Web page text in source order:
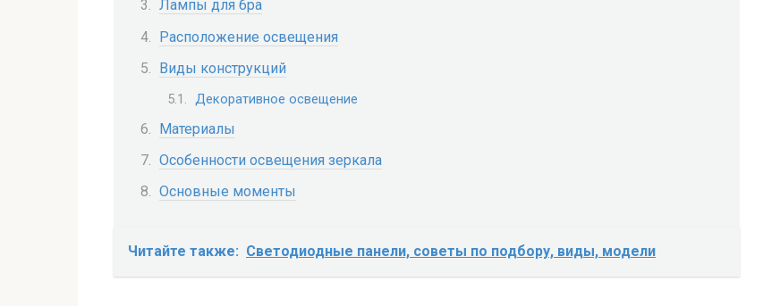
Лампы для бра
Расположение освещения
Виды конструкций
Декоративное освещение
Материалы
Особенности освещения зеркала
Основные моменты
Читайте также: Светодиодные панели, советы по подбору, виды, модели